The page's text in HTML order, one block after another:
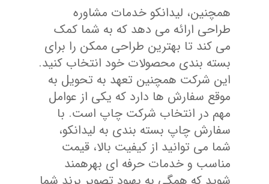
همچنین، لیدانکو خدمات مشاوره
طراحی ارائه می‌ دهد که به شما کمک
می‌ کند تا بهترین طراحی ممکن را برای
بسته ‌بندی محصولات خود انتخاب کنید.
این شرکت همچنین تعهد به تحویل به
موقع سفارش‌ ها دارد که یکی از عوامل
مهم در انتخاب شرکت چاپ است. با
سفارش چاپ بسته ‌بندی به لیدانکو،
شما می ‌توانید از کیفیت بالا، قیمت
مناسب و خدمات حرفه‌ ای بهرهمند